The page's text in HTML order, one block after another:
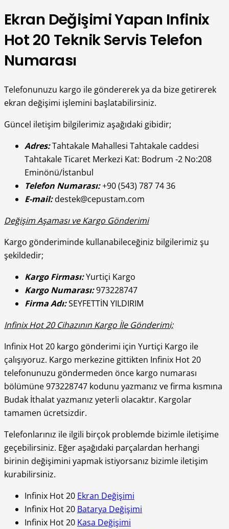
Ekran Değişimi Yapan Infinix
Hot 20 Teknik Servis Telefon
Numarası
Telefonunuzu kargo ile göndererek ya da bize getirerek
ekran değişimi işlemini başlatabilirsiniz.
Güncel iletişim bilgilerimiz aşağıdaki gibidir;
Adres:Tahtakale Mahallesi Tahtakale caddesi
Tahtakale Ticaret Merkezi Kat: Bodrum -2 No:208
Eminönü/İstanbul
Telefon Numarası:+90 (543) 787 74 36
E-mail:destek@cepustam.com
Değişim Aşaması ve Kargo Gönderimi
Kargo gönderiminde kullanabileceğiniz bilgilerimiz şu
şekildedir;
Kargo Firması:Yurtiçi Kargo
Kargo Numarası:973228747
Firma Adı:SEYFETTİN YILDIRIM
Infinix Hot 20 Cihazının Kargo İle Gönderimi;
Infinix Hot 20 kargo gönderimi için Yurtiçi Kargo ile
çalışıyoruz. Kargo merkezine gittikten Infinix Hot 20
telefonunuzu göndermeden önce kargo numarası
bölümüne 973228747 kodunu yazmanız ve firma kısmına
Budak İthalat yazmanız yeterli olacaktır. Kargolar
tamamen ücretsizdir.
Telefonlarınız ile ilgili birçok problemde bizimle iletişime
geçebilirsiniz. Eğer aşağıdaki parçalardan herhangi
birinin değişimini yapmak istiyorsanız bizimle iletişim
kurabilirsiniz.
Infinix Hot 20 Ekran Değişimi
Infinix Hot 20 Batarya Değişimi
Infinix Hot 20 Kasa Değişimi